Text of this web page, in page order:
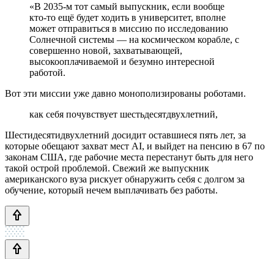
«В 2035-м тот самый выпускник, если вообще
кто‑то ещё будет ходить в университет, вполне
может отправиться в миссию по исследованию
Солнечной системы — на космическом корабле, с
совершенно новой, захватывающей,
высокооплачиваемой и безумно интересной
работой.
Вот эти миссии уже давно монополизированы роботами.
как себя почувствует шестьдесятдвухлетний,
Шестидесятидвухлетний досидит оставшиеся пять лет, за
которые обещают захват мест AI, и выйдет на пенсию в 67 по
законам США, где рабочие места перестанут быть для него
такой острой проблемой. Свежий же выпускник
американского вуза рискует обнаружить себя с долгом за
обучение, который нечем выплачивать без работы.